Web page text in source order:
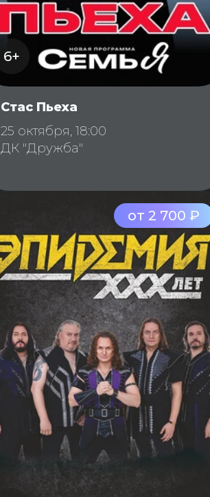
6+
Стас Пьеха
25 октября, 18:00
ДК "Дружба"
от 2 700 ₽